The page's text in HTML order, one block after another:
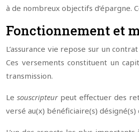
à de nombreux objectifs
Fonctionnement et
L’assurance vie repose sur un
Ces versements constituent un
transmission.
Le souscripteur peut effectuer des
versé au(x) bénéficiaire(s) désigné(s)